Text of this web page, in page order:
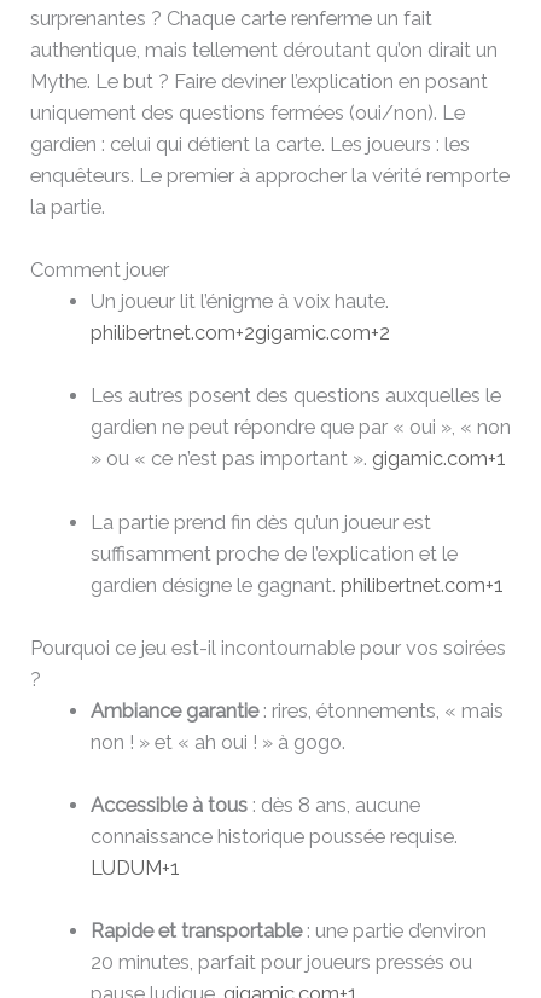
surprenantes ? Chaque carte renferme un fait
authentique, mais tellement déroutant qu’on dirait un
Mythe. Le but ? Faire deviner l’explication en posant
uniquement des questions fermées (oui/non). Le
gardien : celui qui détient la carte. Les joueurs : les
enquêteurs. Le premier à approcher la vérité remporte
la partie.
Comment jouer
Un joueur lit l’énigme à voix haute.
philibertnet.com+2gigamic.com+2
Les autres posent des questions auxquelles le
gardien ne peut répondre que par « oui », « non
» ou « ce n’est pas important ». gigamic.com+1
La partie prend fin dès qu’un joueur est
suffisamment proche de l’explication et le
gardien désigne le gagnant. philibertnet.com+1
Pourquoi ce jeu est-il incontournable pour vos soirées
?
Ambiance garantie: rires, étonnements, « mais
non ! » et « ah oui ! » à gogo.
Accessible à tous: dès 8 ans, aucune
connaissance historique poussée requise.
LUDUM+1
Rapide et transportable: une partie d’environ
20 minutes, parfait pour joueurs pressés ou